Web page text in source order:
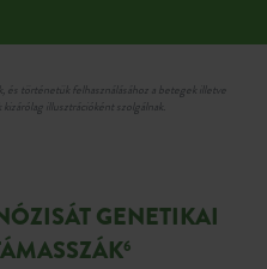
és történetük felhasználásához a betegek illetve
illusztrációként szolgálnak.
GENETIKAI
6